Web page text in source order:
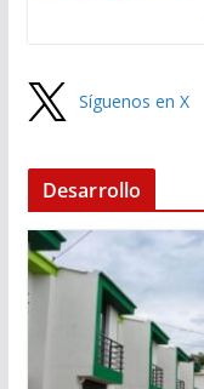
Síguenos en X
Desarrollo